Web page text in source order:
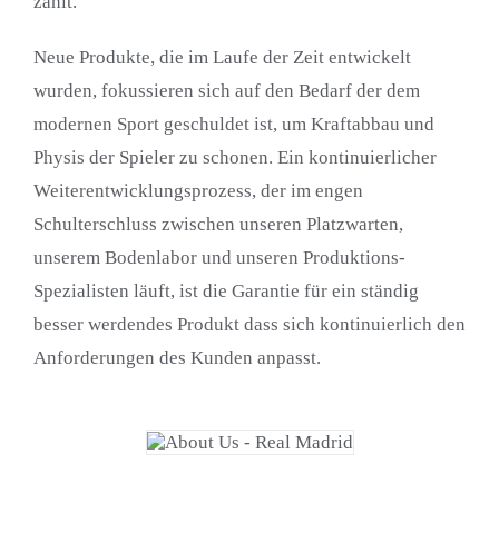
Neue Produkte, die im Laufe der Zeit entwickelt
wurden, fokussieren sich auf den Bedarf der dem
modernen Sport geschuldet ist, um Kraftabbau und
Physis der Spieler zu schonen. Ein kontinuierlicher
Weiterentwicklungsprozess, der im engen
Schulterschluss zwischen unseren Platzwarten,
unserem Bodenlabor und unseren Produktions-
Spezialisten läuft, ist die Garantie für ein ständig
besser werdendes Produkt dass sich kontinuierlich den
Anforderungen des Kunden anpasst.